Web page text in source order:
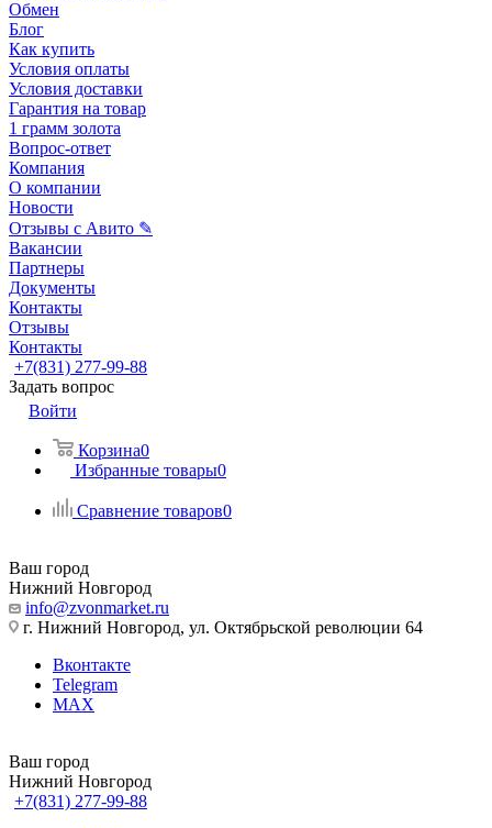
Обмен
Блог
Как купить
Условия оплаты
Условия доставки
Гарантия на товар
1 грамм золота
Вопрос-ответ
Компания
О компании
Новости
Отзывы с Авито ✎
Вакансии
Партнеры
Документы
Контакты
Отзывы
Контакты
+7(831) 277-99-88
Задать вопрос
Войти
Корзина0
Избранные товары0
Сравнение товаров0
Ваш город
Нижний Новгород
info@zvonmarket.ru
г. Нижний Новгород, ул. Октябрьской революции 64
Вконтакте
Telegram
MAX
Ваш город
Нижний Новгород
+7(831) 277-99-88